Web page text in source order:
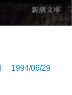
1994/06/29